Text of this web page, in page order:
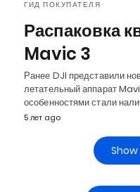
ГИД ПОКУПАТЕЛЯ
Распаковка
Mavic 3
Ранее DJI представили
летательный аппарат
особенностями стали
5 лет ago